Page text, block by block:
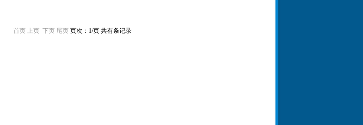
首页 上页 下页 尾页 页次：1/页 共有条记录